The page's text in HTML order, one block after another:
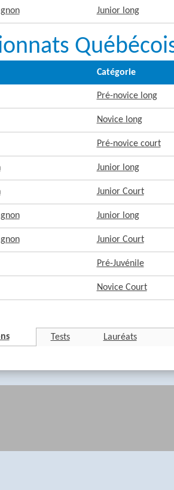
Junior long
Catégorie
Pré-novice long
Novice long
Pré-novice court
Junior long
Junior Court
Junior long
Junior Court
Pré-Juvénile
Novice Court
Tests Lauréats